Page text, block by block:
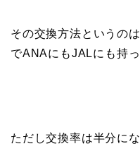
その交換方法というの
でANAにもJALにも持
ただし交換率は半分に